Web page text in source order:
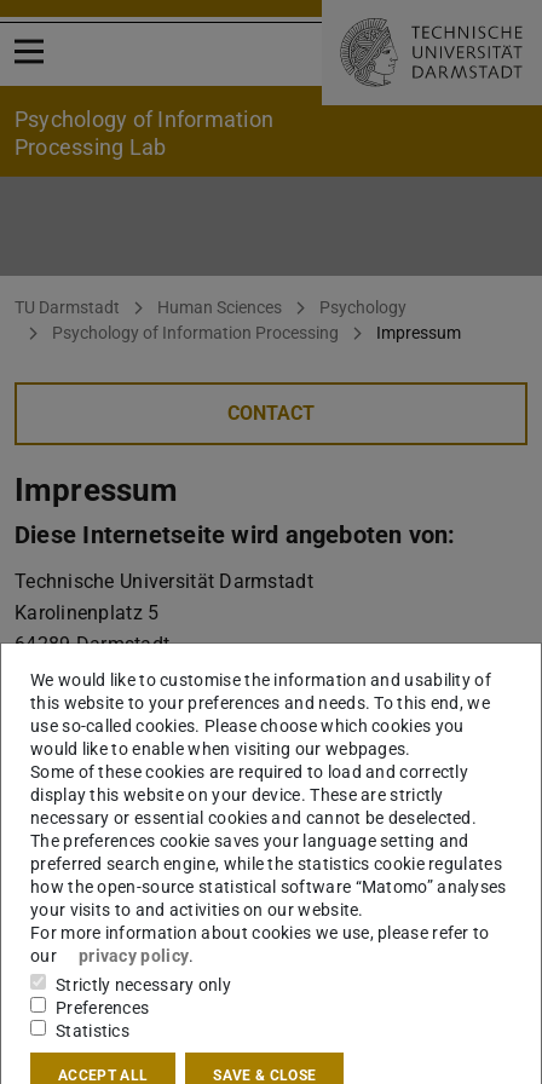
Open menu
Psychology of Information
Processing Lab
You are here:
TU Darmstadt Human Sciences
Psychology
Psychology of Information Processing
Impressum
CONTACT
Impressum
Diese Internetseite wird angeboten von:
Technische Universität Darmstadt
Karolinenplatz 5
64289 Darmstadt
+49 6151 16-01
vertreten durch die Präsidentin der Technischen
Universität Darmstadt, Prof. Dr. Tanja Brühl
Die Technische Universität Darmstadt ist eine
rechtsfähige Körperschaft des öffentlichen Rechts gemäß
§ 1 Abs. 1 i.V.m. § 2 Abs. 1 Nr. 1 HHG (Hessisches
Hochschulgesetz vom 14. Dezember 2009, GVBl. I S.
666). Seit dem In-Kraft-Treten des TU Darmstadt-Gesetzes
(Gesetz zur organisatorischen Fortentwicklung der
Technischen Universität Darmstadt vom 05. Dezember
2004, GVBl. I S. 382, in der Fassung vom 14. Dezember
2009, GVBl. I S. 699) ist sie autonome Universität des
Landes Hessen.
We would like to customise the information and usability of
this website to your preferences and needs. To this end, we
use so-called cookies. Please choose which cookies you
would like to enable when visiting our webpages.
Some of these cookies are required to load and correctly
display this website on your device. These are strictly
necessary or essential cookies and cannot be deselected.
The preferences cookie saves your language setting and
preferred search engine, while the statistics cookie regulates
how the open-source statistical software “Matomo” analyses
your visits to and activities on our website.
For more information about cookies we use, please refer to
our
privacy policy.
Strictly necessary only
Preferences
Statistics
ACCEPT ALL SAVE & CLOSE